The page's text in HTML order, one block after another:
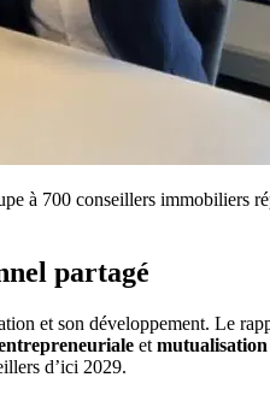
à 700 conseillers immobiliers
partagé
et son développement. Le
et mutualisation
d’ici 2029.